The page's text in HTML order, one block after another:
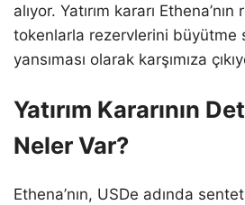
alıyor. Yatırım kararı
tokenlarla rezervlerini büyütme
yansıması olarak karşımıza
Yatırım Kararının
Neler Var?
Ethena’nın, USDe adında